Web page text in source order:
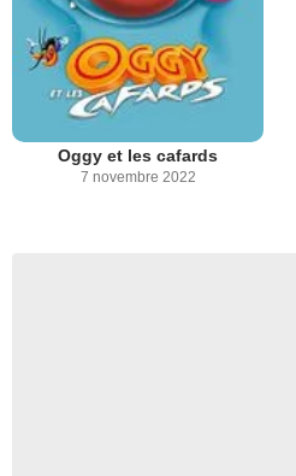
Oggy et les cafards
7 novembre 2022